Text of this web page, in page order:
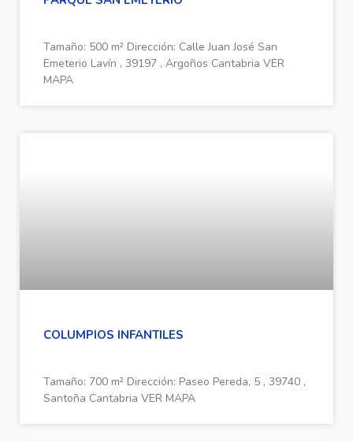
Tamaño: 500 m² Dirección: Calle Juan José San
Emeterio Lavín , 39197 , Argoños Cantabria VER
MAPA
COLUMPIOS INFANTILES
Tamaño: 700 m² Dirección: Paseo Pereda, 5 , 39740 ,
Santoña Cantabria VER MAPA